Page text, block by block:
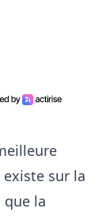
sur la
la